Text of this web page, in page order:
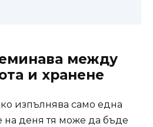
между
и хранене
изпълнява само една
деня тя може да бъде